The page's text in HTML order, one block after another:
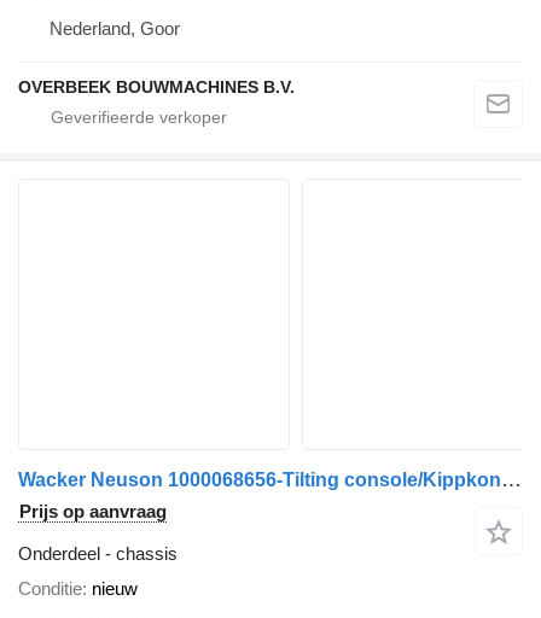
Nederland, Goor
OVERBEEK BOUWMACHINES B.V.
Wacker Neuson 1000068656-Tilting console/Kippkonsole/Kantelstuk chassis
Prijs op aanvraag
Onderdeel - chassis
Conditie nieuw